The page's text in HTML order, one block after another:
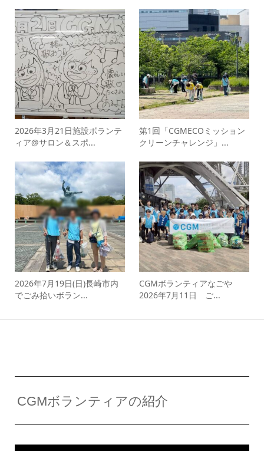
2026年3月21日施設ボランテ
ィア@サロン＆スポ...
第1回「CGMECOミッション
クリーンチャレンジ」...
2026年7月19日(日)長崎市内
でごみ拾いボラン...
CGMボランティアなごや
2026年7月11日 ご...
CGMボランティアの紹介